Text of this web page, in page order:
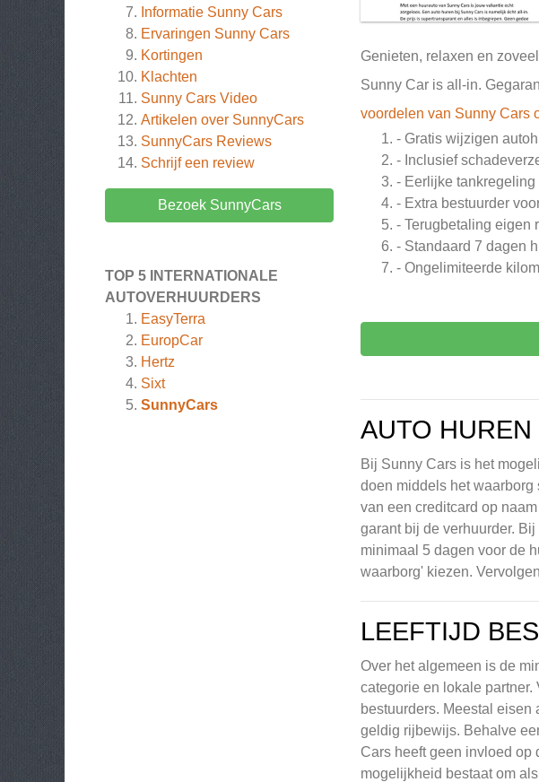
Informatie Sunny Cars
Ervaringen Sunny Cars
Kortingen
Klachten
Sunny Cars Video
Artikelen over SunnyCars
SunnyCars Reviews
Schrijf een review
Bezoek SunnyCars
TOP 5 INTERNATIONALE
AUTOVERHUURDERS
EasyTerra
EuropCar
Hertz
Sixt
SunnyCars
Genieten, relaxen en
Sunny Car is all-in.
voordelen van Sunny Cars
- Gratis wijzigen
- Inclusief
- Eerlijke tankregeling
- Extra bestuurder
- Terugbetaling eigen
- Standaard 7 dagen
- Ongelimiteerde
AUTO
Bij Sunny Cars is het
doen middels het waarborg
van een creditcard op
garant bij de verhuurder.
minimaal 5 dagen voor de
waarborg' kiezen.
LEEFTIJD
Over het algemeen is de
categorie en lokale partner.
bestuurders. Meestal eisen
geldig rijbewijs. Behalve
Cars heeft geen invloed op
mogelijkheid bestaat om